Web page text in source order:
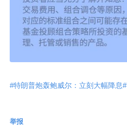
#特朗普炮轰鲍威尔：立刻大幅降息#
举报